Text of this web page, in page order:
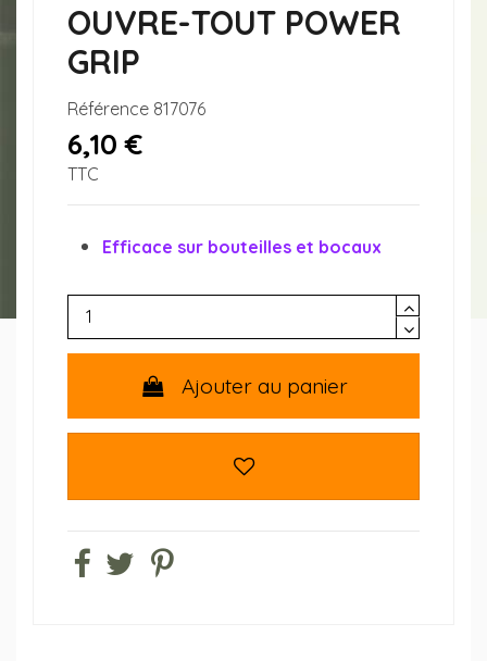
OUVRE-TOUT POWER
GRIP
Référence 817076
6,10 €
TTC
Efficace sur bouteilles et bocaux
Ajouter au panier